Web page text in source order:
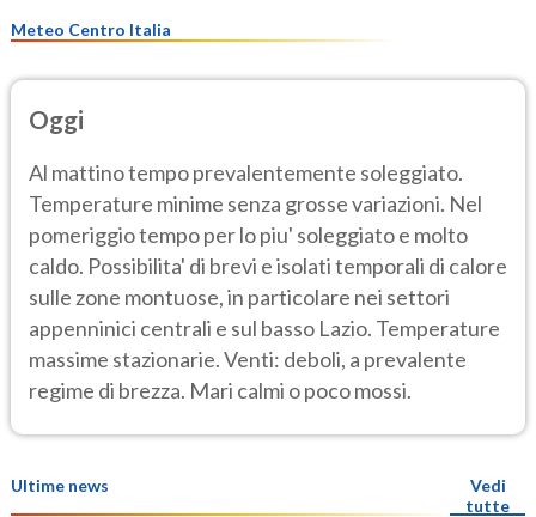
Meteo Centro Italia
Oggi
Al mattino tempo prevalentemente soleggiato.
Temperature minime senza grosse variazioni. Nel
pomeriggio tempo per lo piu' soleggiato e molto
caldo. Possibilita' di brevi e isolati temporali di calore
sulle zone montuose, in particolare nei settori
appenninici centrali e sul basso Lazio. Temperature
massime stazionarie. Venti: deboli, a prevalente
regime di brezza. Mari calmi o poco mossi.
Ultime news
Vedi
tutte